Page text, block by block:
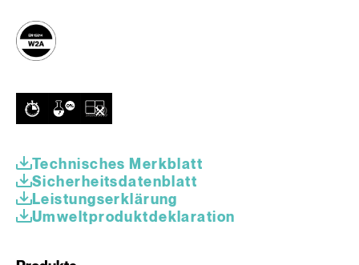
Technisches Merkblatt
Sicherheitsdatenblatt
Leistungserklärung
Umweltprodukt­deklaration